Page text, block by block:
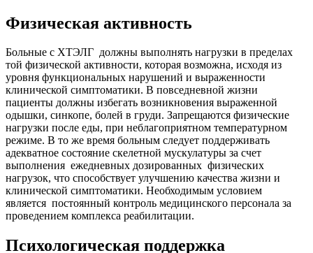
Физическая активность
Больные с ХТЭЛГ должны выполнять нагрузки в пределах
той физической активности, которая возможна, исходя из
уровня функциональных нарушений и выраженности
клинической симптоматики. В повседневной жизни
пациенты должны избегать возникновения выраженной
одышки, синкопе, болей в груди. Запрещаются физические
нагрузки после еды, при неблагоприятном температурном
режиме. В то же время больным следует поддерживать
адекватное состояние скелетной мускулатуры за счет
выполнения ежедневных дозированных физических
нагрузок, что способствует улучшению качества жизни и
клинической симптоматики. Необходимым условием
является постоянный контроль медицинского персонала за
проведением комплекса реабилитации.
Психологическая поддержка